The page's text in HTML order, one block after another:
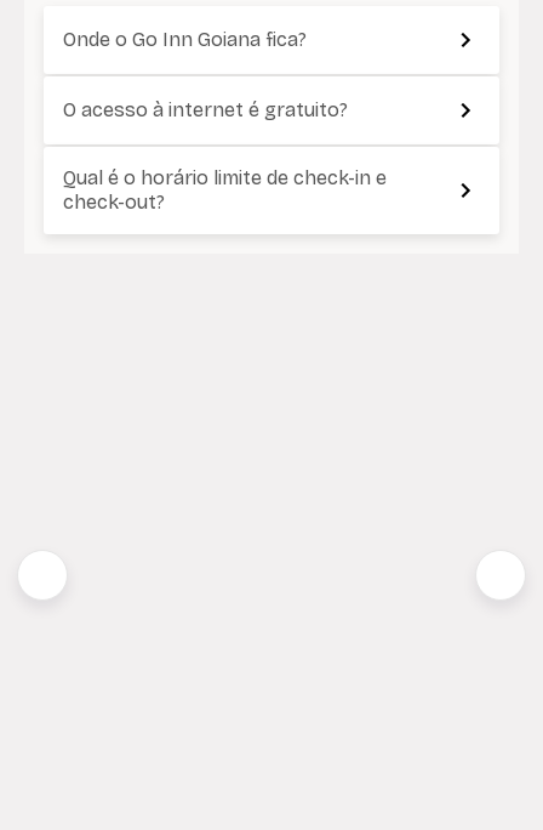
Onde o Go Inn Goiana fica?
O acesso à internet é gratuito?
Qual é o horário limite de check-in e
check-out?